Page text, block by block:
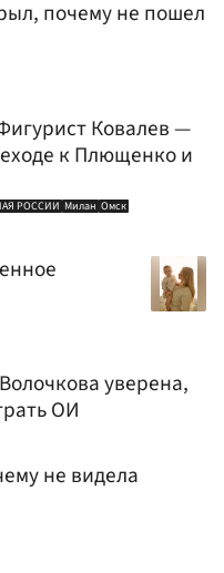
почему не пошел
Ковалев —
к Плющенко и
РОССИИ Милан Омск
уверена,
ОИ
не видела